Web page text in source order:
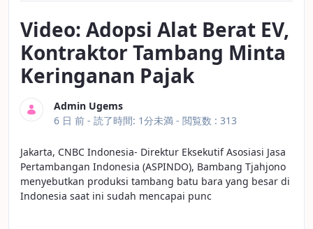
Video: Adopsi Alat Berat EV,
Kontraktor Tambang Minta
Keringanan Pajak
Admin Ugems
公開日
6 日 前 - 読了時間: 1分未満 - 閲覧数 : 313
Jakarta, CNBC Indonesia- Direktur Eksekutif Asosiasi Jasa
Pertambangan Indonesia (ASPINDO), Bambang Tjahjono
menyebutkan produksi tambang batu bara yang besar di
Indonesia saat ini sudah mencapai punc